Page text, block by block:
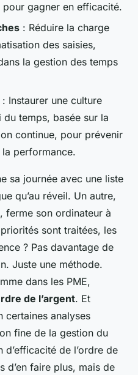
gagner en efficacité.
: Réduire la charge
des saisies,
la gestion des temps
: Instaurer une culture
du temps, basée sur la
continue, pour prévenir
performance.
sa journée avec une liste
qu’au réveil. Un autre,
ferme son ordinateur à
sont traitées, les
? Pas davantage de
Juste une méthode.
dans les PME,
de l’argent. Et
certaines analyses
fine de la gestion du
de l’ordre de
d’en faire plus, mais de